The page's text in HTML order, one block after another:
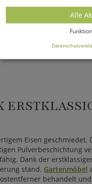
Eisen geschmiedet.
Pulverbeschichtung
Dank der
stand. Gartenmöbel
behandelt
Alle